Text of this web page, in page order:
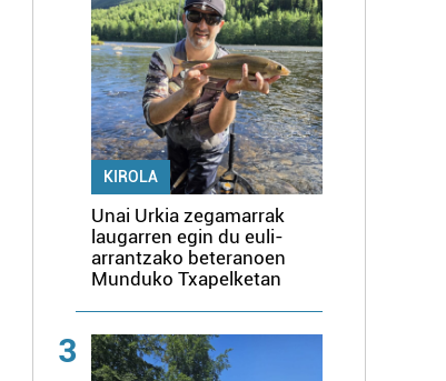
KIROLA
Unai Urkia zegamarrak
laugarren egin du euli-
arrantzako beteranoen
Munduko Txapelketan
3